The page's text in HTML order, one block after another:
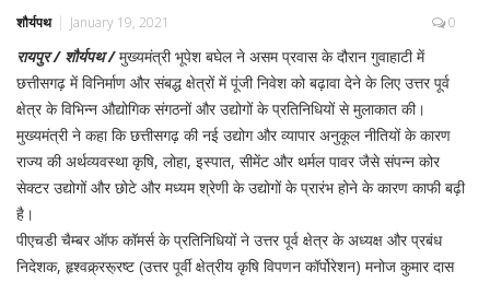
शौर्यपथ January 19, 2021 0
रायपुर / शौर्यपथ /मुख्यमंत्री भूपेश बघेल ने असम प्रवास के दौरान गुवाहाटी में
छत्तीसगढ़ में विनिर्माण और संबद्ध क्षेत्रों में पूंजी निवेश को बढ़ावा देने के लिए उत्तर पूर्व
क्षेत्र के विभिन्न औद्योगिक संगठनों और उद्योगों के प्रतिनिधियों से मुलाकात की।
मुख्यमंत्री ने कहा कि छत्तीसगढ़ की नई उद्योग और व्यापार अनुकूल नीतियों के कारण
राज्य की अर्थव्यवस्था कृषि, लोहा, इस्पात, सीमेंट और थर्मल पावर जैसे संपन्न कोर
सेक्टर उद्योगों और छोटे और मध्यम श्रेणी के उद्योगों के प्रारंभ होने के कारण काफी बढ़ी
है।
पीएचडी चैम्बर ऑफ कॉमर्स के प्रतिनिधियों ने उत्तर पूर्व क्षेत्र के अध्यक्ष और प्रबंध
निदेशक, हृश्वक्र्ररू्रष्ट (उत्तर पूर्वी क्षेत्रीय कृषि विपणन कॉर्पोरेशन) मनोज कुमार दास